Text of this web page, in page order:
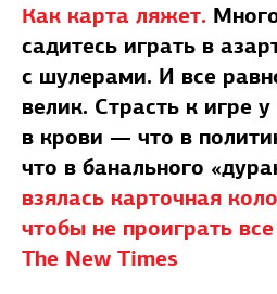
Как карта ляжет.
садитесь играть в
с шулерами. И все
велик. Страсть к игре
в крови — что в
что в банального
взялась карточная
чтобы не проиграть
The New Times